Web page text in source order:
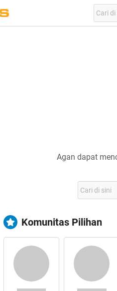
Agan dapat
Komunitas Pilihan